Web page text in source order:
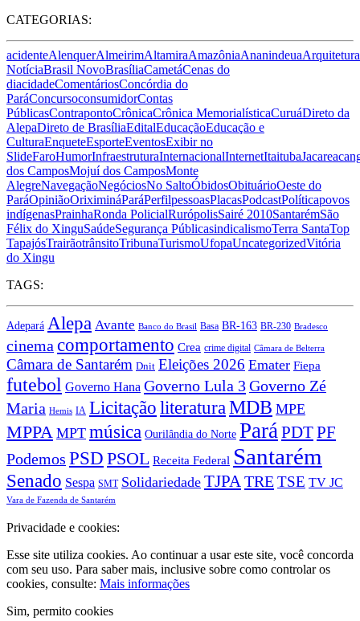
CATEGORIAS:
acidenteAlenquerAlmeirimAltamiraAmazôniaAnanindeuaArquitetura
NotíciaBrasil NovoBrasíliaCametáCenas do
diacidadeComentáriosConcórdia do
ParáConcursoconsumidorContas
PúblicasContrapontoCrônicaCrônica MemorialísticaCuruáDireto da
AlepaDireto de BrasíliaEditalEducaçãoEducação e
CulturaEnqueteEsporteEventosExibir no
SlideFaroHumorInfraestruturaInternacionalInternetItaituba
dos CamposMojuí dos CamposMonte
AlegreNavegaçãoNegóciosNo SaltoÓbidosObituárioOeste do
ParáOpiniãoOriximináParáPerfilpessoasPlacasPodcastPolíticapovos
indígenasPrainhaRonda PolicialRurópolisSairé 2010SantarémSão
Félix do XinguSaúdeSegurança PúblicasindicalismoTerra SantaTop
TapajósTrairãotrânsitoTribunaTurismoUfopaUncategorizedVitória
do Xingu
TAGS:
Adepará Alepa Avante Banco do Brasil Basa BR-163 BR-230 Bradesco
cinema comportamento Crea crime digital Câmara de Belterra
Câmara de Santarém Dnit Eleições 2026 Emater Fiepa
futebol Governo Hana Governo Lula 3Governo Zé
Maria Hemis IA Licitação literatura MDB MPE
MPPA MPT música Ourilândia do Norte Pará PDTPF
Podemos PSD PSOL Receita Federal Santarém
Senado Sespa SMT Solidariedade TJPATRETSE TV JC
Vara de Fazenda de Santarém
Privacidade e cookies:
Esse site utiliza cookies. Ao continuar a usar este site, você concorda
com seu uso. Para saber mais, inclusive sobre como controlar os
cookies, consulte: Mais informações
Sim, permito cookies